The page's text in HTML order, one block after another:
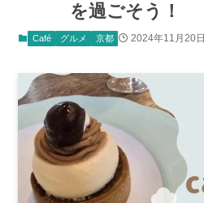
を過ごそう！
Café グルメ 京都 2024年11月20日